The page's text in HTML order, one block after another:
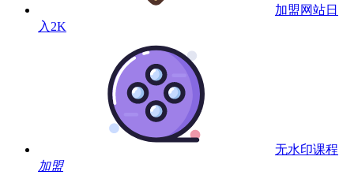
加盟网站日
入2K
无水印课程
加盟